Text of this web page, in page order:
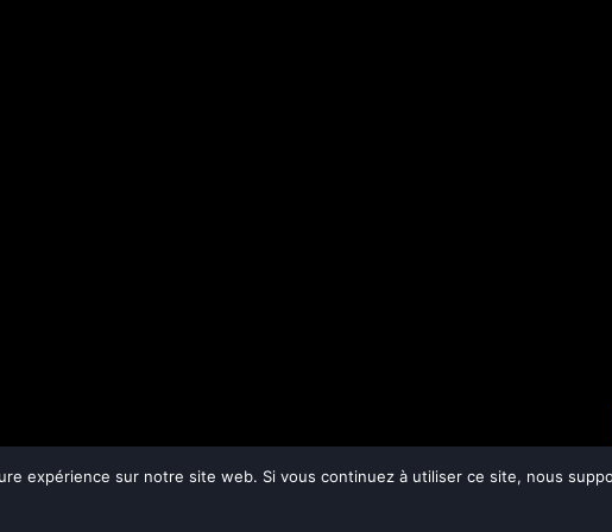
expérience sur notre site web. Si vous continuez à utiliser ce site, nous